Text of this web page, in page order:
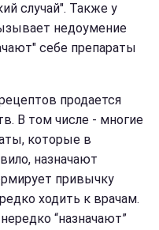
случай". Также у
недоумение
себе препараты
продается
В том числе - многие
которые в
назначают
привычку
ходить к врачам.
“назначают”